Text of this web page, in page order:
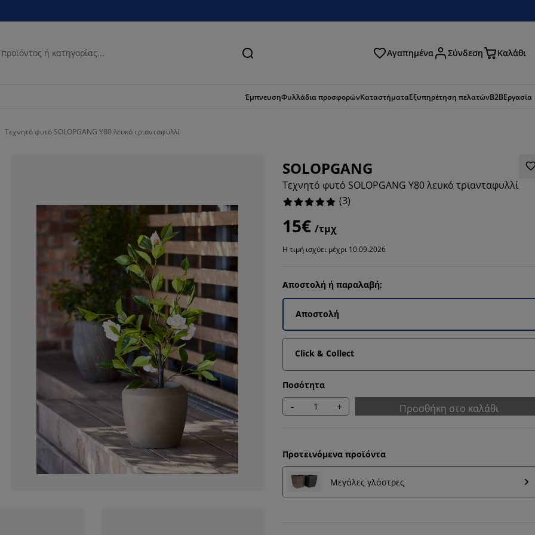
Αναζήτηση Αγαπημένα Σύνδεση Καλάθι
ΈμπνευσηΦυλλάδια προσφορώνΚαταστήματαΕξυπηρέτηση πελατώνB2BΕργασία
Τεχνητό φυτό SOLOPGANG Υ80 λευκό τριανταφυλλί
SOLOPGANG
Τεχνητό φυτό SOLOPGANG Υ80 λευκό τριανταφυλλί
(3)
15€ /τμχ
Η τιμή ισχύει μέχρι 10.09.2026
Αποστολή ή παραλαβή;
Αποστολή
Click & Collect
Ποσότητα
- + Προσθήκη στο καλάθι
Προτεινόμενα προϊόντα
Μεγάλες γλάστρες
100%